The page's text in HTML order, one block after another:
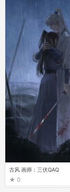
古风 画师：三伏QAQ
0